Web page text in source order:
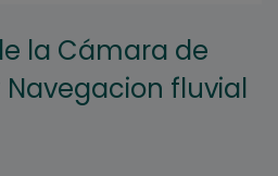
la Cámara de
Navegacion fluvial